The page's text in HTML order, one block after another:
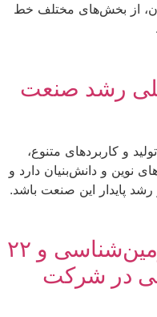
از بخش‌های مختلف خط
رشد صنعت
و کاربردهای متنوع،
نوین و دانش‌بنیان دارد و
پایدار این صنعت باشد.
رشد ۹ درصدی منابع زمین‌شناسی و ۲۲
در شرکت